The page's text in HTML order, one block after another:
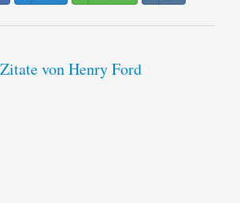
von Henry Ford